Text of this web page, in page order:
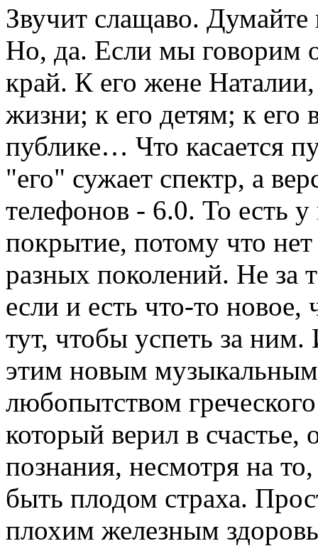
Звучит слащаво. Думайте
Но, да. Если мы говорим
край. К его жене
жизни; к его детям; к его
публике… Что касается
"его" сужает спектр, а
телефонов - 6.0. То есть
покрытие, потому что нет
разных поколений. Не за
если и есть что-то новое,
тут, чтобы успеть за
этим новым
любопытством
который верил в счастье,
познания, несмотря на
быть плодом страха.
плохим железным